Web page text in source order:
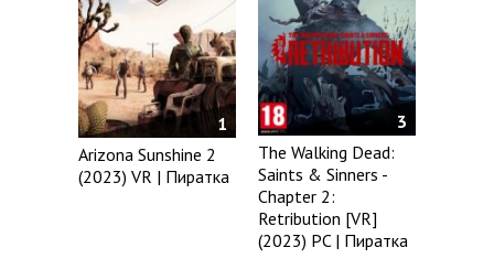
1
Arizona Sunshine 2
(2023) VR | Пиратка
3
The Walking Dead:
Saints & Sinners -
Chapter 2:
Retribution [VR]
(2023) PC | Пиратка